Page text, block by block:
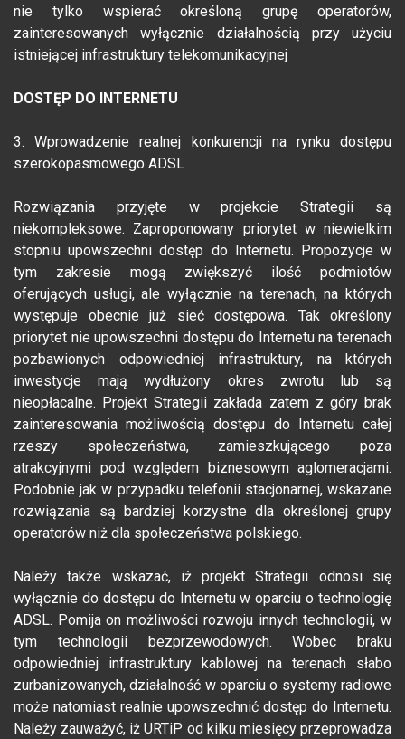
nie tylko wspierać określoną grupę operatorów,
zainteresowanych wyłącznie działalnością przy użyciu
istniejącej infrastruktury telekomunikacyjnej
DOSTĘP DO INTERNETU
3. Wprowadzenie realnej konkurencji na rynku dostępu
szerokopasmowego ADSL
Rozwiązania przyjęte w projekcie Strategii są
niekompleksowe. Zaproponowany priorytet w niewielkim
stopniu upowszechni dostęp do Internetu. Propozycje w
tym zakresie mogą zwiększyć ilość podmiotów
oferujących usługi, ale wyłącznie na terenach, na których
występuje obecnie już sieć dostępowa. Tak określony
priorytet nie upowszechni dostępu do Internetu na terenach
pozbawionych odpowiedniej infrastruktury, na których
inwestycje mają wydłużony okres zwrotu lub są
nieopłacalne. Projekt Strategii zakłada zatem z góry brak
zainteresowania możliwością dostępu do Internetu całej
rzeszy społeczeństwa, zamieszkującego poza
atrakcyjnymi pod względem biznesowym aglomeracjami.
Podobnie jak w przypadku telefonii stacjonarnej, wskazane
rozwiązania są bardziej korzystne dla określonej grupy
operatorów niż dla społeczeństwa polskiego.
Należy także wskazać, iż projekt Strategii odnosi się
wyłącznie do dostępu do Internetu w oparciu o technologię
ADSL. Pomija on możliwości rozwoju innych technologii, w
tym technologii bezprzewodowych. Wobec braku
odpowiedniej infrastruktury kablowej na terenach słabo
zurbanizowanych, działalność w oparciu o systemy radiowe
może natomiast realnie upowszechnić dostęp do Internetu.
Należy zauważyć, iż URTiP od kilku miesięcy przeprowadza